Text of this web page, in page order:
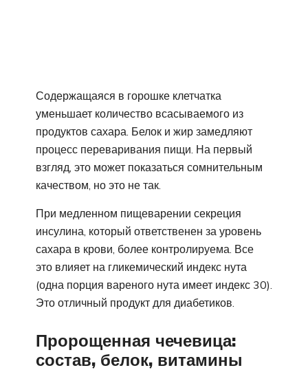
Содержащаяся в горошке клетчатка
уменьшает количество всасываемого из
продуктов сахара. Белок и жир замедляют
процесс переваривания пищи. На первый
взгляд, это может показаться сомнительным
качеством, но это не так.
При медленном пищеварении секреция
инсулина, который ответственен за уровень
сахара в крови, более контролируема. Все
это влияет на гликемический индекс нута
(одна порция вареного нута имеет индекс 30).
Это отличный продукт для диабетиков.
Пророщенная чечевица:
состав, белок, витамины